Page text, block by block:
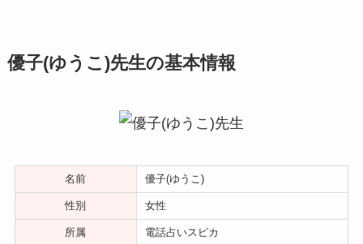
優子(ゆうこ)先生の基本情報
名前 優子(ゆうこ)
性別 女性
所属 電話占いスピカ